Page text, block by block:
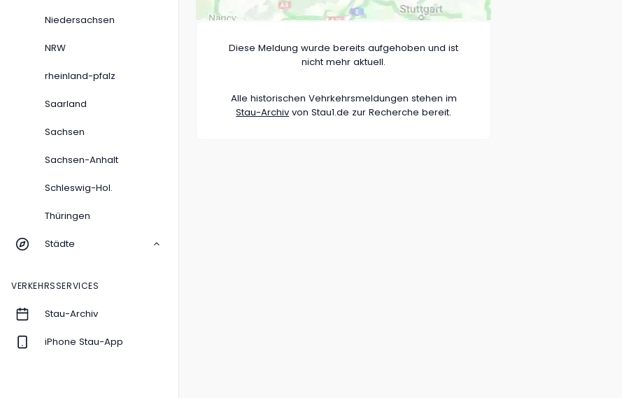
Niedersachsen
NRW
rheinland-pfalz
Saarland
Sachsen
Sachsen-Anhalt
Schleswig-Hol.
Thüringen
Städte
VERKEHRSSERVICES
Stau-Archiv
iPhone Stau-App
Diese Meldung wurde bereits aufgehoben und ist
nicht mehr aktuell.
Alle historischen Vehrkehrsmeldungen stehen im
Stau-Archiv von Stau1.de zur Recherche bereit.